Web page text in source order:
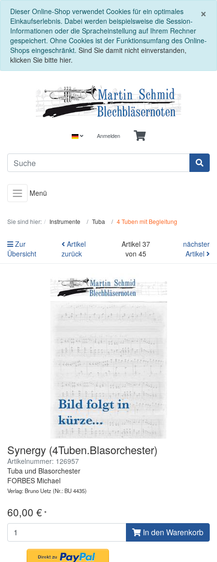
×
Dieser Online-Shop verwendet Cookies für ein optimales
Einkaufserlebnis. Dabei werden beispielsweise die Session-
Informationen oder die Spracheinstellung auf Ihrem Rechner
gespeichert. Ohne Cookies ist der Funktionsumfang des Online-
Shops eingeschränkt. Sind Sie damit nicht einverstanden,
klicken Sie bitte hier.
Anmelden
Menü
Sie sind hier: Instrumente Tuba 4 Tuben mit Begleitung
Zur
Übersicht
Artikel
zurück
Artikel 37
von 45
nächster
Artikel
Synergy (4Tuben.Blasorchester)
Artikelnummer: 126957
Tuba und Blasorchester
FORBES Michael
Verlag: Bruno Uetz (Nr.: BU 4435)
60,00 € *
In den Warenkorb